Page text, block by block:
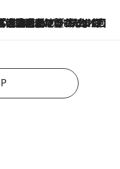
稲の勝手に再ブーム
憧れて」観客大盛上がりの“タオル回し”に、ラッパー顔負けの高速歌唱まで…さだまさし（74）のアグレッシブすぎる現在地